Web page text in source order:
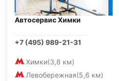
Автосервис Химки
+7 (495) 989-21-31
Химки(3,8 км)
Левобережная(5,6 км)